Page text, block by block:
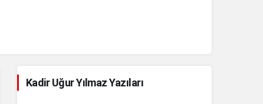
Kadir Uğur Yılmaz Yazıları